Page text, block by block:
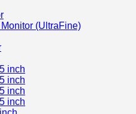
(UltraFine)
inch
inch
inch
inch